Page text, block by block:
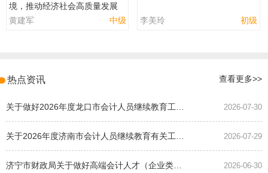
境，推动经济社会高质量发展
黄建军
中级 李美玲 初级
热点资讯 查看更多>>
2026-07-30
2026-07-29
济宁市财政局关于做好高端会计人才（企业类）培养班选拔工作的通知 2026-06-30